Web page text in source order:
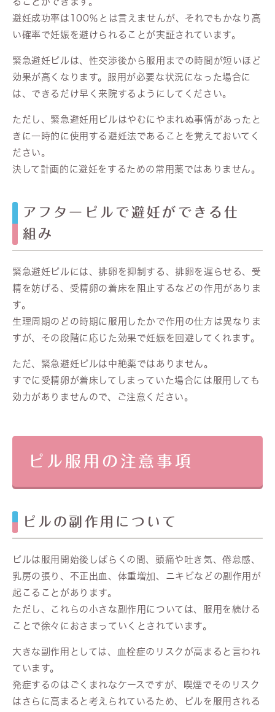
避妊成功率は100％とは言えませんが、それでもかなり高
い確率で妊娠を避けられることが実証されています。
緊急避妊ピルは、性交渉後から服用までの時間が短いほど
効果が高くなります。服用が必要な状況になった場合に
は、できるだけ早く来院するようにしてください。
ただし、緊急避妊用ピルはやむにやまれぬ事情があったと
きに一時的に使用する避妊法であることを覚えておいてく
ださい。
決して計画的に避妊をするための常用薬ではありません。
アフターピルで避妊ができる仕
組み
緊急避妊ピルには、排卵を抑制する、排卵を遅らせる、受
精を妨げる、受精卵の着床を阻止するなどの作用がありま
す。
生理周期のどの時期に服用したかで作用の仕方は異なりま
すが、その段階に応じた効果で妊娠を回避してくれます。
ただ、緊急避妊ピルは中絶薬ではありません。
すでに受精卵が着床してしまっていた場合には服用しても
効力がありませんので、ご注意ください。
ピル服用の注意事項
ピルの副作用について
ピルは服用開始後しばらくの間、頭痛や吐き気、倦怠感、
乳房の張り、不正出血、体重増加、ニキビなどの副作用が
起こることがあります。
ただし、これらの小さな副作用については、服用を続ける
ことで徐々におさまっていくとされています。
大きな副作用としては、血栓症のリスクが高まると言われ
ています。
発症するのはごくまれなケースですが、喫煙でそのリスク
はさらに高まると考えられているため、ピルを服用される